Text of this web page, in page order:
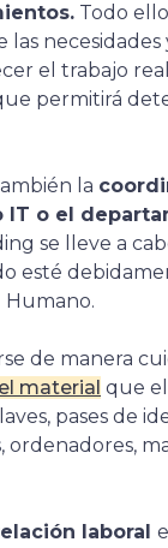
Todo
las
el trabajo
permitirá
la
IT o el
se lleve a
esté
Humano.
de manera
material que
pases de
laboral